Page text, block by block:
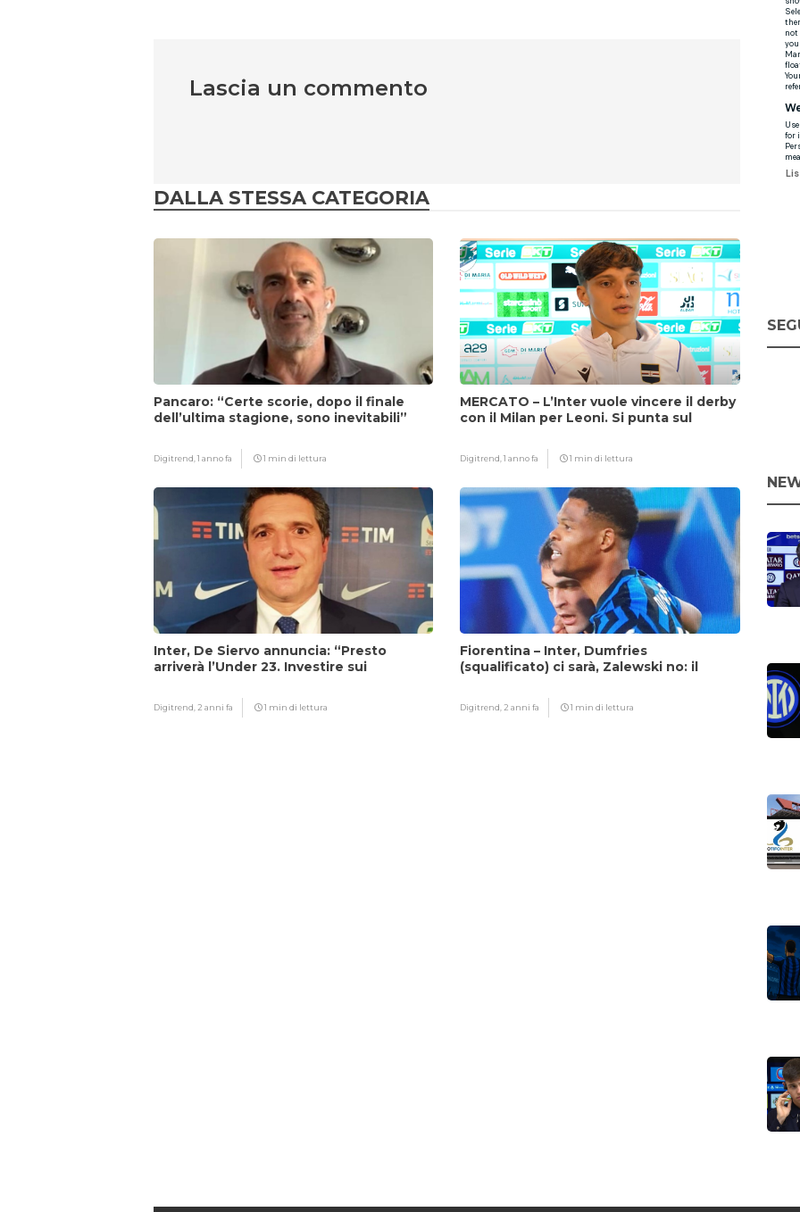
Lascia un commento
DALLA STESSA CATEGORIA
Pancaro: “Certe scorie, dopo il finale
dell’ultima stagione, sono inevitabili”
Digitrend,1 anno fa 1 min di lettura
MERCATO – L’Inter vuole vincere il derby
con il Milan per Leoni. Si punta sul
Digitrend,1 anno fa 1 min di lettura
Inter, De Siervo annuncia: “Presto
arriverà l’Under 23. Investire sui
Digitrend,2 anni fa 1 min di lettura
Fiorentina – Inter, Dumfries
(squalificato) ci sarà, Zalewski no: il
Digitrend,2 anni fa 1 min di lettura